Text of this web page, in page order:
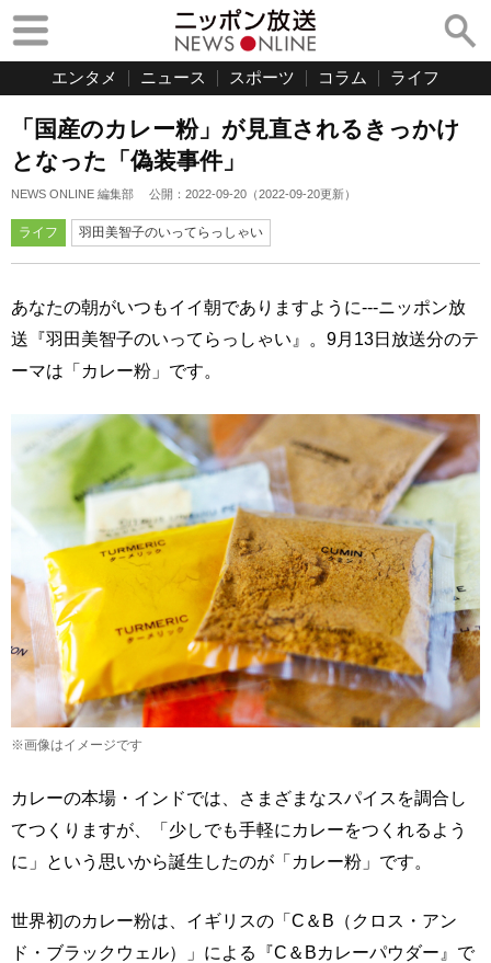
エンタメ ニュース スポーツ コラム ライフ
「国産のカレー粉」が見直されるきっかけ
となった「偽装事件」
NEWS ONLINE 編集部 公開： 2022-09-20 （2022-09-20更新）
ライフ 羽田美智子のいってらっしゃい
あなたの朝がいつもイイ朝でありますように---ニッポン放
送『羽田美智子のいってらっしゃい』。9月13日放送分のテ
ーマは「カレー粉」です。
※画像はイメージです
カレーの本場・インドでは、さまざまなスパイスを調合し
てつくりますが、「少しでも手軽にカレーをつくれるよう
に」という思いから誕生したのが「カレー粉」です。
世界初のカレー粉は、イギリスの「C＆B（クロス・アン
ド・ブラックウェル）」による『C＆Bカレーパウダー』で